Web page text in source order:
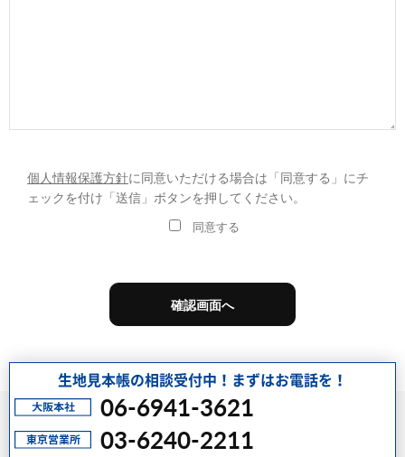
個人情報保護方針に同意いただける場合は 「同意する」にチ
ェックを付け「送信」ボタンを押してください。
同意する
生地見本帳の相談受付中！まずはお電話を！
06-6941-3621
03-6240-2211